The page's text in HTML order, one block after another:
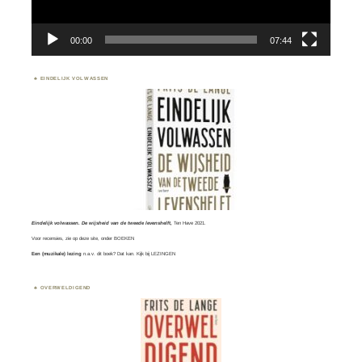
00:00 07:44
EINDELIJK VOLWASSEN
Eindelijk volwassen. De wijsheid van de tweede levenshelft, Ten Have 2021.
Voor recensies, zie op deze site, onderBOEKEN
Een (muzikale) lezing n.a.v. dit boek? Dat kan. Kijk bijLEZINGEN
OVERWELDIGEND